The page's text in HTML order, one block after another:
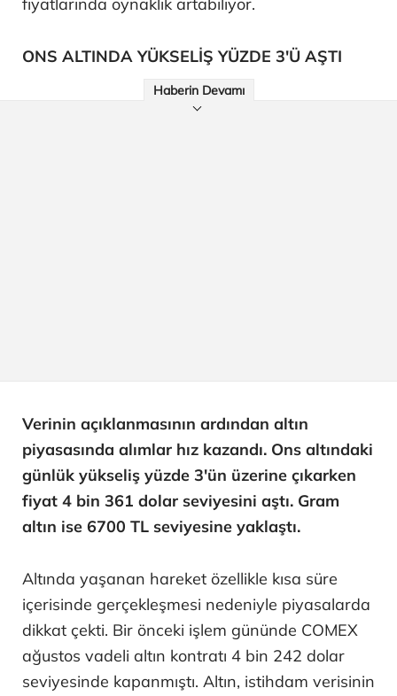
ONS ALTINDA YÜKSELİŞ YÜZDE 3'Ü AŞTI
Haberin Devamı
Verinin açıklanmasının ardından altın
piyasasında alımlar hız kazandı. Ons altındaki
günlük yükseliş yüzde 3'ün üzerine çıkarken
fiyat 4 bin 361 dolar seviyesini aştı. Gram
altın ise 6700 TL seviyesine yaklaştı.
Altında yaşanan hareket özellikle kısa süre
içerisinde gerçekleşmesi nedeniyle piyasalarda
dikkat çekti. Bir önceki işlem gününde COMEX
ağustos vadeli altın kontratı 4 bin 242 dolar
seviyesinde kapanmıştı. Altın, istihdam verisinin